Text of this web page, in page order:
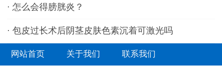
· 怎么会得膀胱炎？
· 包皮过长术后阴茎皮肤色素沉着可激光吗
网站首页 关于我们 联系我们